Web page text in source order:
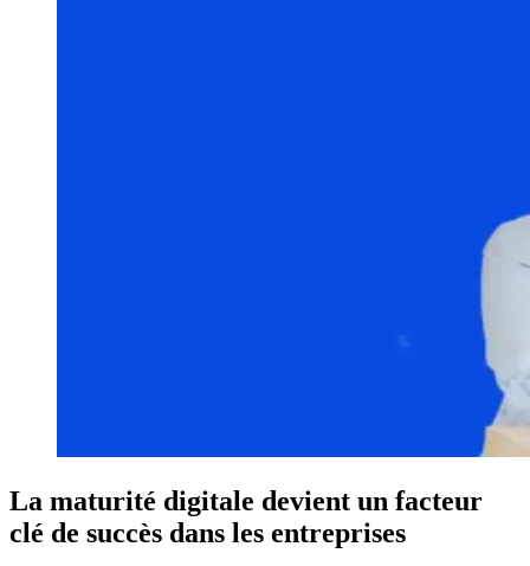
La maturité digitale devient un facteur
clé de succès dans les entreprises